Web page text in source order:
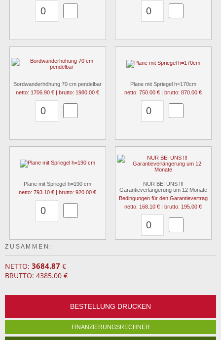
Bordwanderhöhung 70 cm pendelbar
netto: 1706.90 € | brutto: 1980.00 €
Plane mit Spriegel h=170cm
netto: 750.00 € | brutto: 870.00 €
Plane mit Spriegel h=190 cm
netto: 793.10 € | brutto: 920.00 €
NUR BEI UNS !!!
Garantieverlängerung um 12 Monate
Bedingungen für den Garantievertrag
netto: 168.10 € | brutto: 195.00 €
Z U S A M M E N:
NETTO: 3684.87 €
BRUTTO: 4385.00 €
BESTELLUNG DRUCKEN
FINANZIERUNGSRECHNER